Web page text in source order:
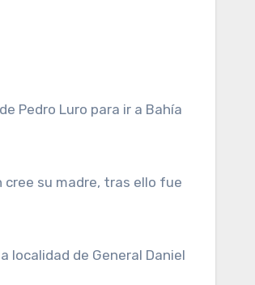
Pedro Luro para ir a Bahía
su madre, tras ello fue
localidad de General Daniel